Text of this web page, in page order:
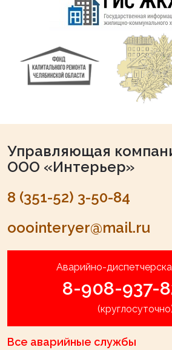
Управляющая
ООО «Интерьер»
8 (351-52) 3-50-84
ooointeryer@mail.ru
Аварийно-
8-908-937-
Все аварийные службы